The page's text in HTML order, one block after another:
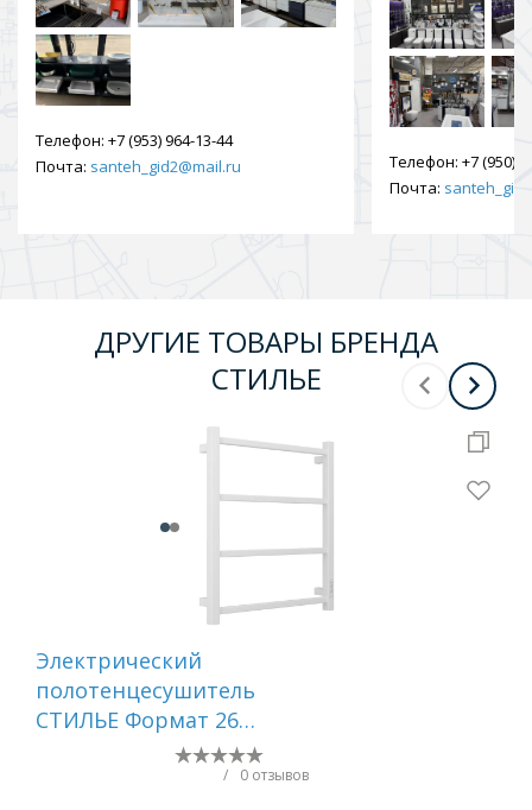
Телефон: +7 (953) 964-13-44
Почта: santeh_gid2@mail.ru Телефон: +7 (950)
Почта:
ДРУГИЕ ТОВАРЫ БРЕНДА
СТИЛЬЕ
Электрический
полотенцесушитель
СТИЛЬЕ Формат 26
БЛОК Правый
600х500 (Матовый/ 0 отзывов